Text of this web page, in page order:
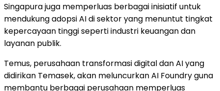
Singapura juga memperluas berbagai inisiatif untuk
mendukung adopsi AI di sektor yang menuntut tingkat
kepercayaan tinggi seperti industri keuangan dan
layanan publik.
Temus, perusahaan transformasi digital dan AI yang
didirikan Temasek, akan meluncurkan AI Foundry guna
membantu berbagai perusahaan memperluas